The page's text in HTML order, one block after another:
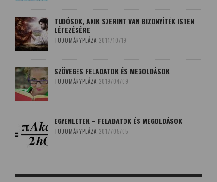
TUDÓSOK, AKIK SZERINT VAN BIZONYÍTÉK ISTEN
LÉTEZÉSÉRE
TUDOMÁNYPLÁZA 2014/10/19
SZÖVEGES FELADATOK ÉS MEGOLDÁSOK
TUDOMÁNYPLÁZA 2019/04/09
EGYENLETEK – FELADATOK ÉS MEGOLDÁSOK
TUDOMÁNYPLÁZA 2017/05/05